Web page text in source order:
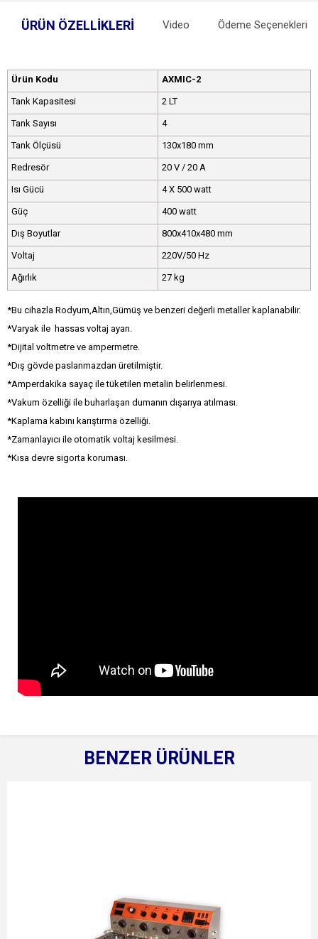
ÜRÜN ÖZELLIKLERI Video Ödeme Seçenekleri
Ürün Kodu AXMIC-2
Tank Kapasitesi 2 LT
Tank Sayısı 4
Tank Ölçüsü 130x180 mm
Redresör 20 V / 20 A
Isı Gücü 4 X 500 watt
Güç 400 watt
Dış Boyutlar 800x410x480 mm
Voltaj 220V/50 Hz
Ağırlık 27 kg
*Bu cihazla Rodyum,Altın,Gümüş ve benzeri değerli metaller kaplanabilir.
*Varyak ile hassas voltaj ayarı.
*Dijital voltmetre ve ampermetre.
*Dış gövde paslanmazdan üretilmiştir.
*Amperdakika sayaç ile tüketilen metalin belirlenmesi.
*Vakum özelliği ile buharlaşan dumanın dışarıya atılması.
*Kaplama kabını karıştırma özelliği.
*Zamanlayıcı ile otomatik voltaj kesilmesi.
*Kısa devre sigorta koruması.
BENZER ÜRÜNLER